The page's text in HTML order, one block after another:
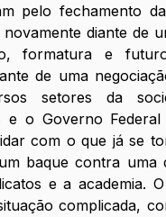
pelo fechamento
diante de
formatura e
de uma
setores da
e o Governo
com o que já se
baque contra uma
e a academia.
complicada,